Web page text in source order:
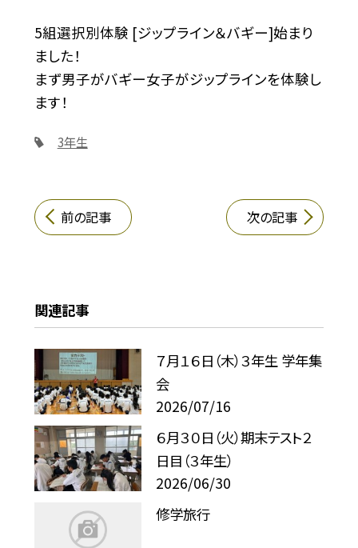
5組選択別体験 [ジップライン＆バギー]始まり
ました！
まず男子がバギー女子がジップラインを体験し
ます！
3年生
前の記事 次の記事
関連記事
７月１６日（木）３年生 学年集
会
2026/07/16
６月３０日（火）期末テスト２
日目（３年生）
2026/06/30
修学旅行